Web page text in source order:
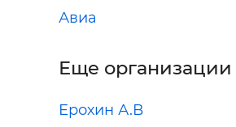
Авиа
Еще
Ерохин А.В